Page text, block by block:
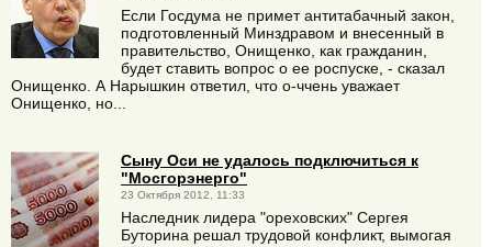
Если Госдума не примет антитабачный закон,
подготовленный Минздравом и внесенный в
правительство, Онищенко, как гражданин,
будет ставить вопрос о ее роспуске, - сказал
Онищенко. А Нарышкин ответил, что о-ччень уважает
Онищенко, но...
Сыну Оси не удалось подключиться к
"Мосгорэнерго"
23 Октября 2012, 11:33
Наследник лидера "ореховских" Сергея
Буторина решал трудовой конфликт, вымогая